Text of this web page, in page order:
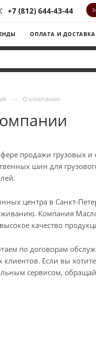
+7 (812) 644-43-44
ОПЛАТА И ДОСТАВКА
— О компании
продажи грузовых и
шин для
центра в Санкт-
Компания
качество
по договорам
клиентов. Если вы
сервисом,